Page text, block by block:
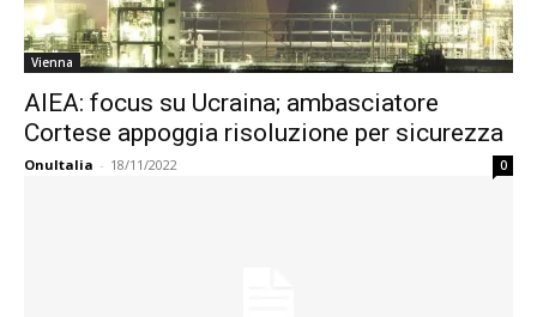
Vienna
AIEA: focus su Ucraina; ambasciatore
Cortese appoggia risoluzione per sicurezza
OnuItalia - 18/11/2022 0